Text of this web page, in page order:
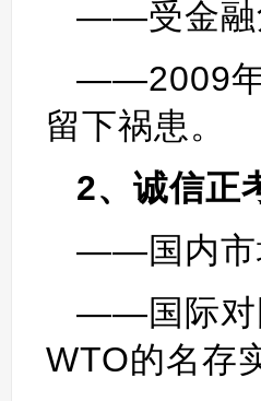
——受金融
——2009年
留下祸患。
2、诚信正
——国内市
——国际对
WTO的名存